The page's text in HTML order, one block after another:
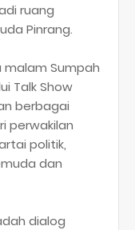
ruang
Pinrang.
malam Sumpah
Talk Show
berbagai
perwakilan
politik,
dan
dialog